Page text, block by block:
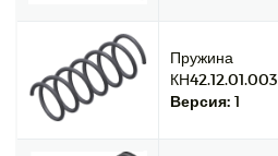
Пружина
КН42.12.01.003
Версия: 1